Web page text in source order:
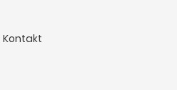
Kontakt